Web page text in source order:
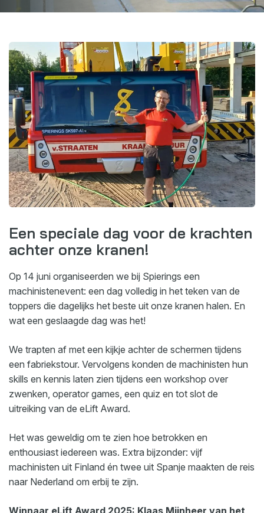
Events
Downloads
My Spierings
Cookie statement
General terms and conditions
Privacy policy
Een speciale dag voor de krachten
achter onze kranen!
Op 14 juni organiseerden we bij Spierings een
machinistenevent: een dag volledig in het teken van de
toppers die dagelijks het beste uit onze kranen halen. En
wat een geslaagde dag was het!
We trapten af met een kijkje achter de schermen tijdens
een fabriekstour. Vervolgens konden de machinisten hun
skills en kennis laten zien tijdens een workshop over
zwenken, operator games, een quiz en tot slot de
uitreiking van de eLift Award.
Het was geweldig om te zien hoe betrokken en
enthousiast iedereen was. Extra bijzonder: vijf
machinisten uit Finland én twee uit Spanje maakten de reis
naar Nederland om erbij te zijn.
Winnaar eLift Award 2025: Klaas Mijnheer van het